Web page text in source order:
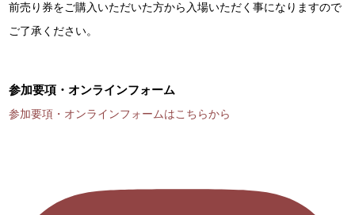
前売り券をご購入いただいた方から入場いただく事になりますので
ご了承ください。
参加要項・オンラインフォーム
参加要項・オンラインフォームはこちらから